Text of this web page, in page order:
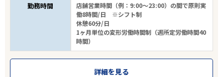
勤務時間
店舗営業時間（例：9:00～23:00）の間で原則実
働8時間/日 ※シフト制
休憩60分/日
1ヶ月単位の変形労働時間制（週所定労働時間40
時間）
詳細を見る